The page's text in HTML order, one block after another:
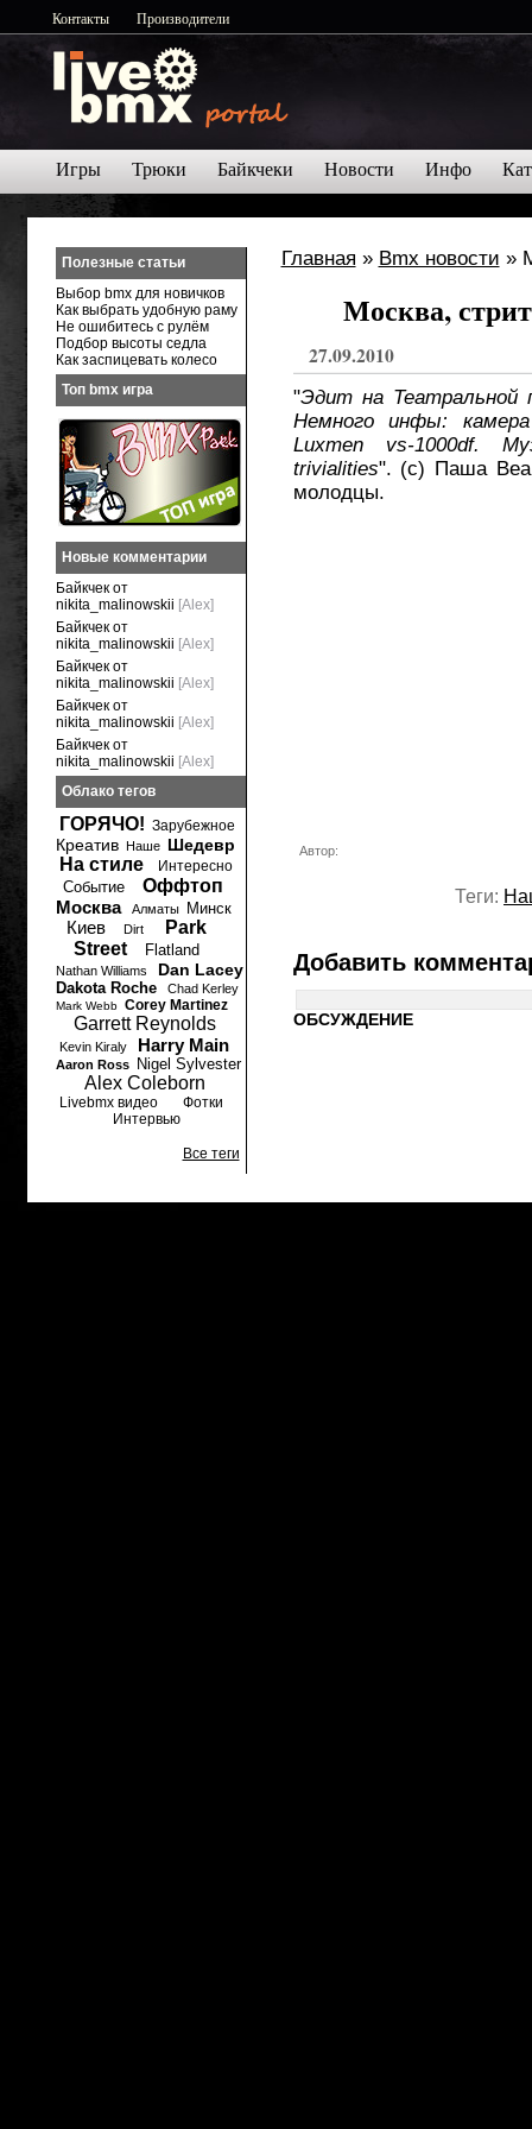
Контакты Производители
Игры Трюки Байкчеки Новости Инфо
Главная » Bmx новости »
Москва,
27.09.2010
"Эдит на Театральной
Немного инфы:
Luxmen vs-1000df.
trivialities". (с) Паша
молодцы.
Автор:
Теги:
Добавить
ОБСУЖДЕНИЕ
Полезные статьи
Выбор bmx для новичков
Как выбрать удобную раму
Не ошибитесь с рулём
Подбор высоты седла
Как заспицевать колесо
Топ bmx игра
Новые комментарии
Байкчек от
nikita_malinowskii [Alex]
Байкчек от
nikita_malinowskii [Alex]
Байкчек от
nikita_malinowskii [Alex]
Байкчек от
nikita_malinowskii [Alex]
Байкчек от
nikita_malinowskii [Alex]
Облако тегов
ГОРЯЧО! Зарубежное
Креатив Наше Шедевр
На стиле Интересно
Событие
Оффтоп
Москва
Алматы Минск
Киев Dirt
Park
Street
Flatland
Nathan Williams Dan Lacey
Dakota Roche Chad Kerley
Mark Webb Corey Martinez
Garrett Reynolds
Kevin Kiraly Harry Main
Aaron Ross Nigel Sylvester
Alex Coleborn
Livebmx видео
Фотки
Интервью
Все теги